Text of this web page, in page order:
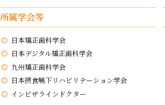
所属学会等
日本矯正歯科学会
日本デジタル矯正歯科学会
九州矯正歯科学会
日本摂食嚥下リハビリテーション学会
インビザラインドクター